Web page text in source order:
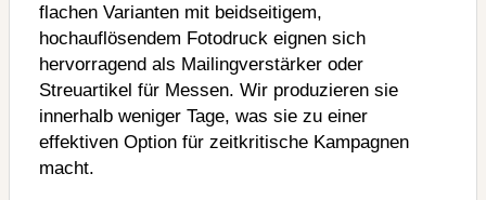
flachen Varianten mit beidseitigem,
hochauflösendem Fotodruck eignen sich
hervorragend als Mailingverstärker oder
Streuartikel für Messen. Wir produzieren sie
innerhalb weniger Tage, was sie zu einer
effektiven Option für zeitkritische Kampagnen
macht.